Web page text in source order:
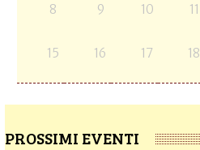
8 9 10 11
15 16 17 18
PROSSIMI EVENTI